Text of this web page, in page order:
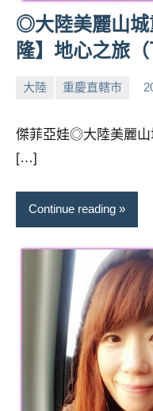
◎大陸美麗山城
隆】地心之旅
大陸 重慶直轄市
小No
傑菲亞娃◎大陸美麗山
[…]
Continue reading